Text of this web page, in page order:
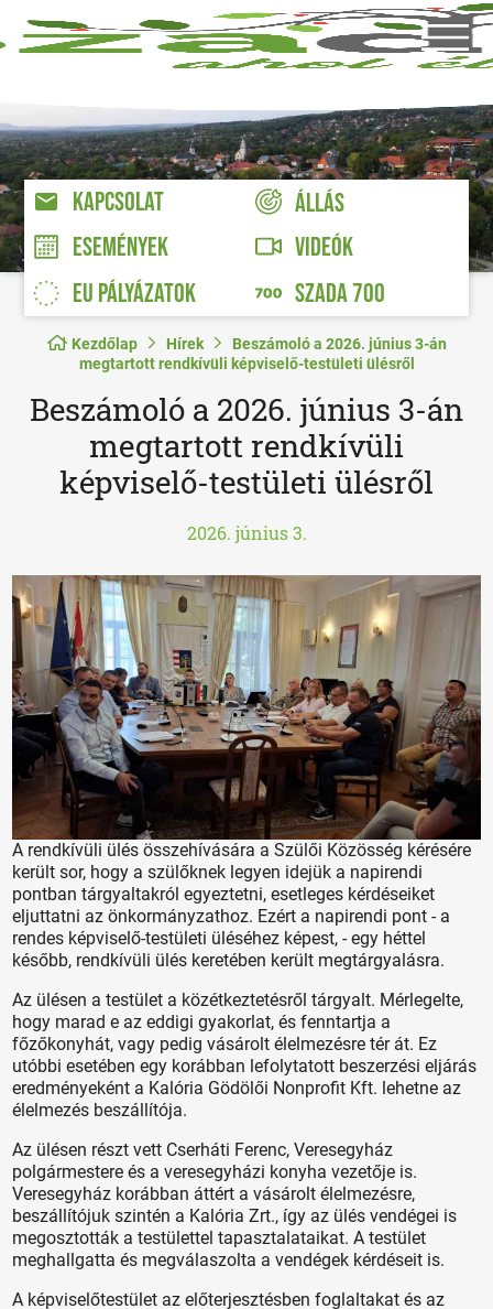
KAPCSOLAT
ÁLLÁS
ESEMÉNYEK
VIDEÓK
EU PÁLYÁZATOK
SZADA 700
Kezdőlap Hírek
Beszámoló a 2026. június 3-án
megtartott rendkívüli képviselő-testületi ülésről
Beszámoló a 2026. június 3-án
megtartott rendkívüli
képviselő-testületi ülésről
2026. június 3.
A rendkívüli ülés összehívására a Szülői Közösség kérésére
került sor, hogy a szülőknek legyen idejük a napirendi
pontban tárgyaltakról egyeztetni, esetleges kérdéseiket
eljuttatni az önkormányzathoz. Ezért a napirendi pont - a
rendes képviselő-testületi üléséhez képest, - egy héttel
később, rendkívüli ülés keretében került megtárgyalásra.
Az ülésen a testület a közétkeztetésről tárgyalt. Mérlegelte,
hogy marad e az eddigi gyakorlat, és fenntartja a
főzőkonyhát, vagy pedig vásárolt élelmezésre tér át. Ez
utóbbi esetében egy korábban lefolytatott beszerzési eljárás
eredményeként a Kalória Gödölői Nonprofit Kft. lehetne az
élelmezés beszállítója.
Az ülésen részt vett Cserháti Ferenc, Veresegyház
polgármestere és a veresegyházi konyha vezetője is.
Veresegyház korábban áttért a vásárolt élelmezésre,
beszállítójuk szintén a Kalória Zrt., így az ülés vendégei is
megosztották a testülettel tapasztalataikat. A testület
meghallgatta és megválaszolta a vendégek kérdéseit is.
A képviselőtestület az előterjesztésben foglaltakat és az